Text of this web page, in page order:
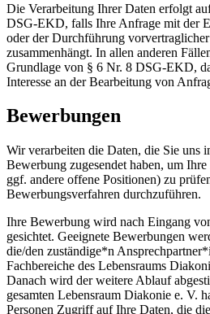
Die Verarbeitung Ihrer Daten erfolgt
DSG-EKD, falls Ihre Anfrage mit der
oder der Durchführung
zusammenhängt. In allen anderen
Grundlage von § 6 Nr. 8 DSG-EKD,
Interesse an der Bearbeitung von
Bewerbungen
Wir verarbeiten die Daten, die Sie uns
Bewerbung zugesendet haben, um
ggf. andere offene Positionen) zu
Bewerbungsverfahren durchzuführen.
Ihre Bewerbung wird nach Eingang
gesichtet. Geeignete Bewerbungen
die/den zuständige*n
Fachbereiche des Lebensraums
Danach wird der weitere Ablauf
gesamten Lebensraum Diakonie e. V.
Personen Zugriff auf Ihre Daten, die